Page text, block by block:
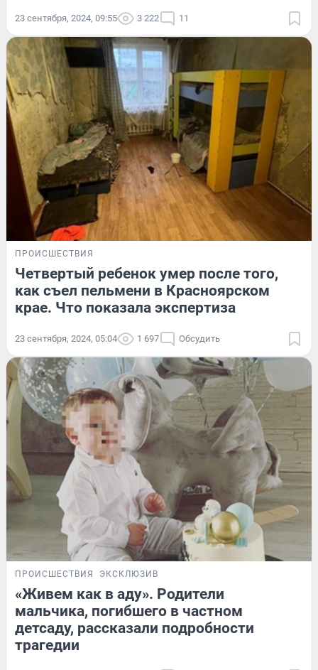
23 сентября, 2024, 09:55 3 222 11
ПРОИСШЕСТВИЯ
Четвертый ребенок умер после того,
как съел пельмени в Красноярском
крае. Что показала экспертиза
23 сентября, 2024, 05:04 1 697 Обсудить
ПРОИСШЕСТВИЯ ЭКСКЛЮЗИВ
«Живем как в аду». Родители
мальчика, погибшего в частном
детсаду, рассказали подробности
трагедии